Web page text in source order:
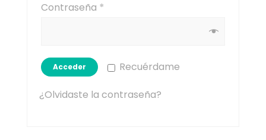
Contraseña *
Recuérdame
Acceder
¿Olvidaste la contraseña?